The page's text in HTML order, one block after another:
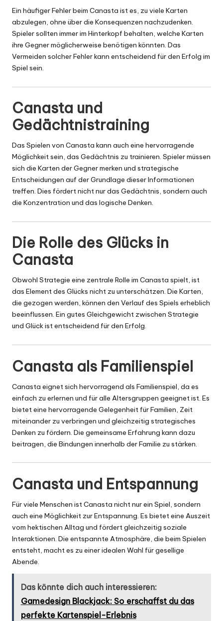
Ein häufiger Fehler beim Canasta ist es, zu viele Karten
abzulegen, ohne über die Konsequenzen nachzudenken.
Spieler sollten immer im Hinterkopf behalten, welche Karten
ihre Gegner möglicherweise benötigen könnten. Das
Vermeiden solcher Fehler kann entscheidend für den Erfolg im
Spiel sein.
Canasta und
Gedächtnistraining
Das Spielen von Canasta kann auch eine hervorragende
Möglichkeit sein, das Gedächtnis zu trainieren. Spieler müssen
sich die Karten der Gegner merken und strategische
Entscheidungen auf der Grundlage dieser Informationen
treffen. Dies fördert nicht nur das Gedächtnis, sondern auch
die Konzentration und das logische Denken.
Die Rolle des Glücks in
Canasta
Obwohl Strategie eine zentrale Rolle im Canasta spielt, ist
das Element des Glücks nicht zu unterschätzen. Die Karten,
die gezogen werden, können den Verlauf des Spiels erheblich
beeinflussen. Ein gutes Gleichgewicht zwischen Strategie
und Glück ist entscheidend für den Erfolg.
Canasta als Familienspiel
Canasta eignet sich hervorragend als Familienspiel, da es
einfach zu erlernen und für alle Altersgruppen geeignet ist. Es
bietet eine hervorragende Gelegenheit für Familien, Zeit
miteinander zu verbringen und gleichzeitig strategisches
Denken zu fördern. Die gemeinsame Erfahrung kann dazu
beitragen, die Bindungen innerhalb der Familie zu stärken.
Canasta und Entspannung
Für viele Menschen ist Canasta nicht nur ein Spiel, sondern
auch eine Möglichkeit zur Entspannung. Es bietet eine Auszeit
vom hektischen Alltag und fördert gleichzeitig soziale
Interaktionen. Die entspannte Atmosphäre, die beim Spielen
entsteht, macht es zu einer idealen Wahl für gesellige
Abende.
Das könnte dich auch interessieren:
Gamedesign Blackjack: So erschaffst du das
perfekte Kartenspiel-Erlebnis